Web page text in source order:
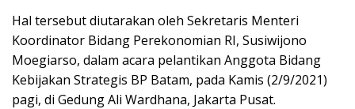
Hal tersebut diutarakan oleh Sekretaris Menteri
Koordinator Bidang Perekonomian RI, Susiwijono
Moegiarso, dalam acara pelantikan Anggota Bidang
Kebijakan Strategis BP Batam, pada Kamis (2/9/2021)
pagi, di Gedung Ali Wardhana, Jakarta Pusat.